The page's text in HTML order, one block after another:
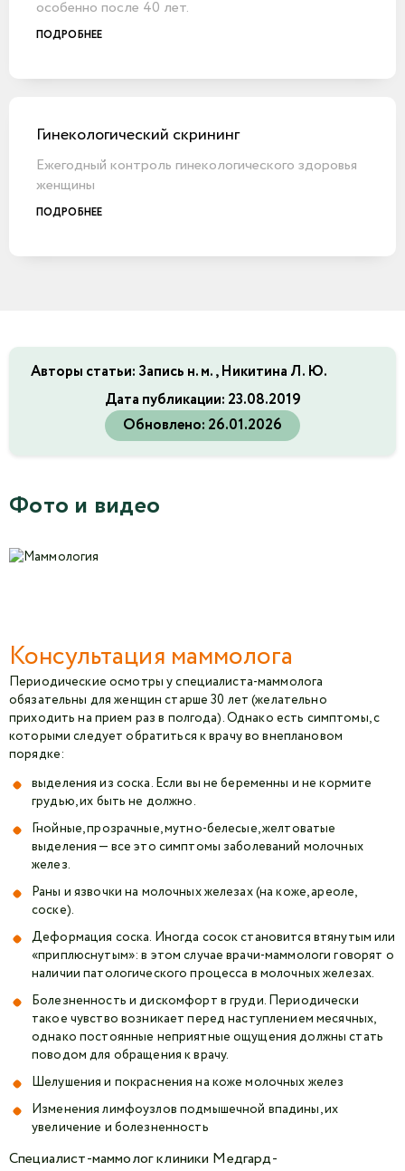
особенно после 40 лет.
ПОДРОБНЕЕ
Гинекологический скрининг
Ежегодный контроль гинекологического здоровья
женщины
ПОДРОБНЕЕ
Авторы статьи: Запись н. м., Никитина Л. Ю.
Дата публикации: 23.08.2019
Обновлено: 26.01.2026
Фото и видео
Консультация маммолога
Периодические осмотры у специалиста-маммолога
обязательны для женщин старше 30 лет (желательно
приходить на прием раз в полгода). Однако есть симптомы, с
которыми следует обратиться к врачу во внеплановом
порядке:
выделения из соска. Если вы не беременны и не кормите
грудью, их быть не должно.
Гнойные, прозрачные, мутно-белесые, желтоватые
выделения — все это симптомы заболеваний молочных
желез.
Раны и язвочки на молочных железах (на коже, ареоле,
соске).
Деформация соска. Иногда сосок становится втянутым или
«приплюснутым»: в этом случае врачи-маммологи говорят о
наличии патологического процесса в молочных железах.
Болезненность и дискомфорт в груди. Периодически
такое чувство возникает перед наступлением месячных,
однако постоянные неприятные ощущения должны стать
поводом для обращения к врачу.
Шелушения и покраснения на коже молочных желез
Изменения лимфоузлов подмышечной впадины, их
увеличение и болезненность
Специалист-маммолог клиники Медгард-